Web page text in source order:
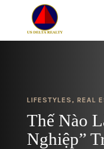
LIFESTYLES , REAL
Thế Nào
Nghiệp”